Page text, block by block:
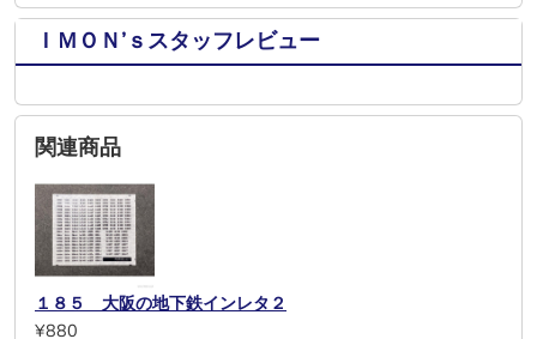
ＩＭＯＮ’ｓスタッフレビュー
関連商品
１８５ 大阪の地下鉄インレタ２
¥880